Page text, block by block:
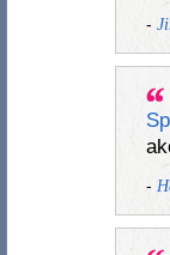
-
-